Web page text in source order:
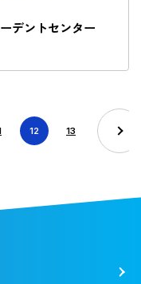
デントセンター
12 13